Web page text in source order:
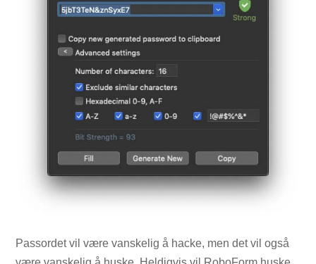
Passordet vil være vanskelig å hacke, men det vil også